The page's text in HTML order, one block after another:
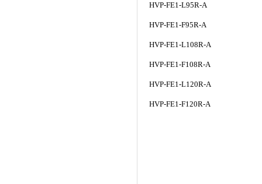
HVP-FE1-L95R-A
HVP-FE1-F95R-A
HVP-FE1-L108R-A
HVP-FE1-F108R-A
HVP-FE1-L120R-A
HVP-FE1-F120R-A